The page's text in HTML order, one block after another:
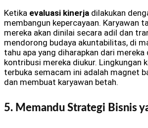
Ketika evaluasi kinerja dilakukan
membangun kepercayaan. Karyawan
mereka akan dinilai secara adil dan
mendorong budaya akuntabilitas, di
tahu apa yang diharapkan dari mereka
kontribusi mereka diukur. Lingkungan
terbuka semacam ini adalah magnet
dan membuat karyawan betah.
5. Memandu Strategi Bisnis